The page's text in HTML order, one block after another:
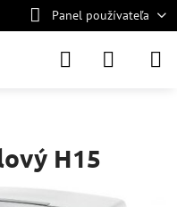
Panel používateľa
H15